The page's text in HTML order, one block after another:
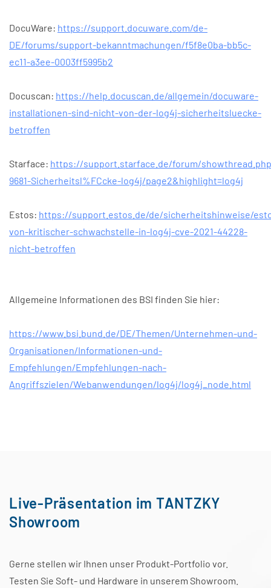
DocuWare: https://support.docuware.com/de-
DE/forums/support-bekanntmachungen/f5f8e0ba-bb5c-
ec11-a3ee-0003ff5995b2
Docuscan: https://help.docuscan.de/allgemein/docuware-
installationen-sind-nicht-von-der-log4j-sicherheitsluecke-
betroffen
Starface: https://support.starface.de/forum/
9681-Sicherheitsl%FCcke-log4j/page2&highlight=log4j
Estos: https://support.estos.de/de/sicherheitshinweise/
von-kritischer-schwachstelle-in-log4j-cve-2021-44228-
nicht-betroffen
Allgemeine Informationen des BSI finden Sie hier:
https://www.bsi.bund.de/DE/Themen/Unternehmen-und-
Organisationen/Informationen-und-
Empfehlungen/Empfehlungen-nach-
Angriffszielen/Webanwendungen/log4j/log4j_node.html
Live-Präsentation im TANTZKY
Showroom
Gerne stellen wir Ihnen unser Produkt-Portfolio vor.
Testen Sie Soft- und Hardware in unserem Showroom.